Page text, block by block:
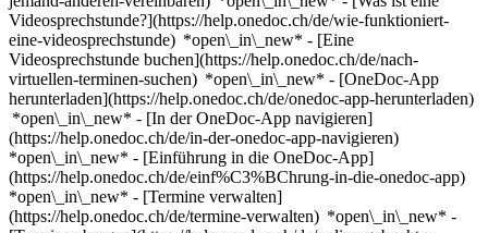
Videosprechstunde?](https://help.onedoc.ch/de/wie-funktioniert-
eine-videosprechstunde) *open\_in\_new* - [Eine
Videosprechstunde buchen](https://help.onedoc.ch/de/nach-
virtuellen-terminen-suchen) *open\_in\_new* - [OneDoc-App
herunterladen](https://help.onedoc.ch/de/onedoc-app-herunterladen)
*open\_in\_new* - [In der OneDoc-App navigieren]
(https://help.onedoc.ch/de/in-der-onedoc-app-navigieren)
*open\_in\_new* - [Einführung in die OneDoc-App]
(https://help.onedoc.ch/de/einf%C3%BChrung-in-die-onedoc-app)
*open\_in\_new* - [Termine verwalten](https://help.onedoc.ch/de/termine-verwalten) *open\_in\_new* - [Termine absagen](https://help.onedoc.ch/de/online-gebuchte-termine-absagen) *open\_in\_new* - [Ich erhalte keine Terminbestätigung](https://help.onedoc.ch/de/ich-erhalte-keine-terminbest%C3%A4tigung) *open\_in\_new* [Alle unsere Artikel anzeigen *open\_in\_new*](https://help.onedoc.ch/de/) close ## Ihre Suche bearbeiten ![Haus mit Pluszeichen, das anzeigt, dass eine Konsultation vor Ort möglich ist](https://www.onedoc.ch/assets/images/icons/on-site.svg) Vor Ort ![Kamera mit Play-Symbol, die anzeigt, dass eine Konsultation per Video aus der Ferne möglich ist](https://www.onedoc.ch/assets/images/icons/remote.svg) Virtuell Suche #### Fachrichtung #### Gesundheitsfachperson #### Einrichtung edit Osteopath in Morges tune Filter Neue Patienten*keyboard\_arrow\_down* - Zugelassen*check\_circle* Gesprochene Sprachen*keyboard\_arrow\_down* - Arabisch*check\_circle* - Deutsch*check\_circle* - Englisch*check\_circle* - Französisch*check\_circle* - Italienisch*check\_circle* - Kroatisch*check\_circle* - Niederländisch*check\_circle* - Polnisch*check\_circle* - Portugiesisch*check\_circle* - Spanisch*check\_circle* - Tschechisch*check\_circle* Geschlecht*keyboard\_arrow\_down* - Weiblich*check\_circle* - Männlich*check\_circle* Netzwerk*keyboard\_arrow\_down* - ASCA*check\_circle* - EMR*check\_circle* - REMED*check\_circle* Verfügbarkeit*keyboard\_arrow\_down* - Heute*check\_circle* - In den nächsten 3 Tagen*check\_circle* - In den nächsten 7 Tagen*check\_circle* - In den nächsten 14 Tagen*check\_circle* # Osteopathie in Morges: Buchen Sie heute Ihren Termin online ## 8 Ergebnisse in Morges [![Herr David Tshitungi, Osteopath in Morges](https://assets.onedoc.ch/images/users/31ca25120849f0cd422f609793fd696b30eb2fb142ad8bea6b352c23627f179b-small.jpg "Herr David Tshitungi, Osteopath in Morges")](https://www.onedoc.ch/de/osteopath/morges/pcnzx/david-tshitungi) ### [Herr David Tshitungi](https://www.onedoc.ch/de/osteopath/morges/pcnzx/david-tshitungi) ![Abzeichen, das ein verifiziertes Profil kennzeichnet](https://www.onedoc.ch/assets/images/icons/checkmark.svg) Osteopath Centre Ostéopathe Morges Rue de Lausanne 47 1110 Morges ![Herr David Tshitungi ist bei ASCA angeschlossen](https://assets.onedoc.ch/images/networks/logos/496d325fd4282f2f0a46197dd629fd16fcd2d324839e441a2a65aaa74df08a15-small.png)![Herr David Tshitungi ist bei EMR angeschlossen](https://assets.onedoc.ch/images/networks/logos/a202aabd14cdddb5ff03205af2481fb805645ff903773c55a6c572d22f23762e-small.png) ![Patient mit Pluszeichen, der anzeigt, dass neue Patienten angenommen werden](https://www.onedoc.ch/assets/images/icons/new-patients.svg)Akzeptiert neue Patienten [Termin buchen](https://www.onedoc.ch/de/osteopath/morges/pcnzx/david-tshitungi) *chevron\_left* Mo. 03 Aug. *chevron\_right* Mehr Termine anzeigen *error\_outline* Beim Laden der Verfügbarkeiten ist ein Fehler aufgetreten [Erneut versuchen](https://www.onedoc.ch) [![Frau Claire Dupuis, Osteopathin in Morges](https://assets.onedoc.ch/images/users/b7860f6e8a923f0a1071ce9cfea454c9fdace8cd18e6c13a76153d66a523d982-small.jpg "Frau Claire Dupuis, Osteopathin in Morges")](https://www.onedoc.ch/de/osteopathin/morges/pcmkf/claire-dupuis) ### [Frau Claire Dupuis](https://www.onedoc.ch/de/osteopathin/morges/pcmkf/claire-dupuis) ![Abzeichen, das ein verifiziertes Profil kennzeichnet](https://www.onedoc.ch/assets/images/icons/checkmark.svg) Osteopathin Cabinet ostéopathique de la Côte à Morges Rue Louis de Savoie 29 1110 Morges ![Frau Claire Dupuis ist bei ASCA angeschlossen](https://assets.onedoc.ch/images/networks/logos/496d325fd4282f2f0a46197dd629fd16fcd2d324839e441a2a65aaa74df08a15-small.png)![Frau Claire Dupuis ist bei EMR angeschlossen](https://assets.onedoc.ch/images/networks/logos/a202aabd14cdddb5ff03205af2481fb805645ff903773c55a6c572d22f23762e-small.png) ![Patient mit Pluszeichen, der anzeigt, dass neue Patienten angenommen werden](https://www.onedoc.ch/assets/images/icons/new-patients.svg)Akzeptiert neue Patienten [Termin buchen](https://www.onedoc.ch/de/osteopathin/morges/pcmkf/claire-dupuis) *chevron\_left* Mo. 03 Aug. *chevron\_right* Mehr Termine anzeigen *error\_outline* Beim Laden der Verfügbarkeiten ist ein Fehler aufgetreten [Erneut versuchen](https://www.onedoc.ch) [![Frau Stéphanie Brasil, Osteopathin in Morges](https://assets.onedoc.ch/images/users/b371fa76dfba5611ab46f9211fa5e64113406b5c5d6cc0f6752aa5a179529ff7-small.jpg "Frau Stéphanie Brasil, Osteopathin in Morges")](https://www.onedoc.ch/de/osteopathin/morges/pcyu9/stephanie-brasil) ### [Frau Stéphanie Brasil](https://www.onedoc.ch/de/osteopathin/morges/pcyu9/stephanie-brasil) ![Abzeichen, das ein verifiziertes Profil kennzeichnet](https://www.onedoc.ch/assets/images/icons/checkmark.svg) Osteopathin Cabinet d'Ostéopathie Morges Avenue du Moulin 3 1110 Morges ![Frau Stéphanie Brasil ist bei ASCA angeschlossen](https://assets.onedoc.ch/images/networks/logos/496d325fd4282f2f0a46197dd629fd16fcd2d324839e441a2a65aaa74df08a15-small.png)![Frau Stéphanie Brasil ist bei EMR angeschlossen](https://assets.onedoc.ch/images/networks/logos/a202aabd14cdddb5ff03205af2481fb805645ff903773c55a6c572d22f23762e-small.png) ![Patient mit Pluszeichen, der anzeigt, dass neue Patienten angenommen werden](https://www.onedoc.ch/assets/images/icons/new-patients.svg)Akzeptiert neue Patienten [Termin buchen](https://www.onedoc.ch/de/osteopathin/morges/pcyu9/stephanie-brasil) *chevron\_left* Mo. 03 Aug. *chevron\_right* Mehr Termine anzeigen *error\_outline* Beim Laden der Verfügbarkeiten ist ein Fehler aufgetreten [Erneut versuchen](https://www.onedoc.ch) [![Herr Sebastian Byrde, Osteopath in Morges](https://assets.onedoc.ch/images/users/ce0968d68d991a8289baa05a9e112126d5ff087905b4252408c84660c37329bf-small.png "Herr Sebastian Byrde, Osteopath in Morges")](https://www.onedoc.ch/de/osteopath/morges/pculw/sebastian-byrde) ### [Herr Sebastian Byrde](https://www.onedoc.ch/de/osteopath/morges/pculw/sebastian-byrde) ![Abzeichen, das ein verifiziertes Profil kennzeichnet](https://www.onedoc.ch/assets/images/icons/checkmark.svg) Osteopath Cabinet ostéopathie Morges Avenue du Moulin 3 1110 Morges ![Herr Sebastian Byrde ist bei EMR angeschlossen](https://assets.onedoc.ch/images/networks/logos/a202aabd14cdddb5ff03205af2481fb805645ff903773c55a6c572d22f23762e-small.png) ![Patient mit Pluszeichen, der anzeigt, dass neue Patienten angenommen werden](https://www.onedoc.ch/assets/images/icons/new-patients.svg)Akzeptiert neue Patienten [Termin buchen](https://www.onedoc.ch/de/osteopath/morges/pculw/sebastian-byrde) *chevron\_left* Mo. 03 Aug. *chevron\_right* Mehr Termine anzeigen *error\_outline* Beim Laden der Verfügbarkeiten ist ein Fehler aufgetreten [Erneut versuchen](https://www.onedoc.ch) [![Herr François Gallay, Osteopath in Morges](https://assets.onedoc.ch/images/users/9226ac2bc0b91b8156fd2e9d54954f57d1d4794ed94ffbb007e9aedb82dc0ac7-small.png "Herr François Gallay, Osteopath in Morges")](https://www.onedoc.ch/de/osteopath/morges/pctlf/francois-gallay) ### [Herr François Gallay](https://www.onedoc.ch/de/osteopath/morges/pctlf/francois-gallay) ![Abzeichen, das ein verifiziertes Profil kennzeichnet](https://www.onedoc.ch/assets/images/icons/checkmark.svg) Osteopath [Cabinet d'ostéopathie François Gallay](https://www.onedoc.ch/de/osteopathiepraxis/morges/ebbao/cabinet-d-osteopathie-francois-gallay) Grand-Rue 79 1110 Morges ![Patient mit Pluszeichen, der anzeigt, dass neue Patienten angenommen werden](https://www.onedoc.ch/assets/images/icons/new-patients.svg)Akzeptiert neue Patienten [Termin buchen](https://www.onedoc.ch/de/osteopath/morges/pctlf/francois-gallay) [![Frau Violette Clavel, Assistentin Osteopathin in Morges](https://assets.onedoc.ch/images/users/ad19f7ac77946362af1e9655486a4fec8fa835ac3326254fbe63c27a11f4d975-small.png "Frau Violette Clavel, Assistentin Osteopathin in Morges")](https://www.onedoc.ch/de/osteopathin/morges/pctlh/violette-clavel) ### [Frau Violette Clavel](https://www.onedoc.ch/de/osteopathin/morges/pctlh/violette-clavel) ![Abzeichen, das ein verifiziertes Profil kennzeichnet](https://www.onedoc.ch/assets/images/icons/checkmark.svg) Assistentin Osteopathin [Cabinet d'ostéopathie François Gallay](https://www.onedoc.ch/de/osteopathiepraxis/morges/ebbao/cabinet-d-osteopathie-francois-gallay) Grand-Rue 79 1110 Morges ![Frau Violette Clavel ist bei EMR angeschlossen](https://assets.onedoc.ch/images/networks/logos/a202aabd14cdddb5ff03205af2481fb805645ff903773c55a6c572d22f23762e-small.png) ![Patient mit Pluszeichen, der anzeigt, dass neue Patienten angenommen werden](https://www.onedoc.ch/assets/images/icons/new-patients.svg)Akzeptiert neue Patienten [Termin buchen](https://www.onedoc.ch/de/osteopathin/morges/pctlh/violette-clavel) [![Frau Hortense Girel, Assistentin Osteopathin in Morges](https://assets.onedoc.ch/images/users/c28b8a5fbc4bdc6c36dd11dd573d33f2988746b6e98fbfd36c2e54ceeba46dbb-small.jpg "Frau Hortense Girel, Assistentin Osteopathin in Morges")](https://www.onedoc.ch/de/osteopathin/morges/pcwx4/hortense-girel) ### [Frau Hortense Girel](https://www.onedoc.ch/de/osteopathin/morges/pcwx4/hortense-girel) ![Abzeichen, das ein verifiziertes Profil kennzeichnet](https://www.onedoc.ch/assets/images/icons/checkmark.svg) Assistentin Osteopathin [Cabinet d'ostéopathie François Gallay](https://www.onedoc.ch/de/osteopathiepraxis/morges/ebbao/cabinet-d-osteopathie-francois-gallay) Grand-Rue 79 1110 Morges ![Frau Hortense Girel ist bei EMR angeschlossen](https://assets.onedoc.ch/images/networks/logos/a202aabd14cdddb5ff03205af2481fb805645ff903773c55a6c572d22f23762e-small.png) ![Patient mit Pluszeichen, der anzeigt, dass neue Patienten angenommen werden](https://www.onedoc.ch/assets/images/icons/new-patients.svg)Akzeptiert neue Patienten [Termin buch